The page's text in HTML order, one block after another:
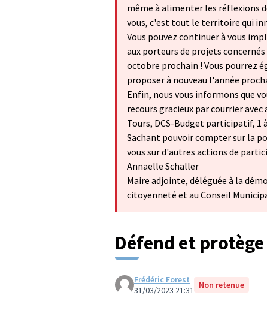
même à alimenter les réflexions
vous, c'est tout le territoire qui
Vous pouvez continuer à vous
aux porteurs de projets
octobre prochain ! Vous pourrez
proposer à nouveau l'année
Enfin, nous vous informons que
recours gracieux par courrier
Tours, DCS-Budget participatif, 1
Sachant pouvoir compter sur la
vous sur d'autres actions de
Annaelle Schaller
Maire adjointe, déléguée à la
citoyenneté et au Conseil
Défend et
Frédéric Forest
31/03/2023 21:31 Non retenue